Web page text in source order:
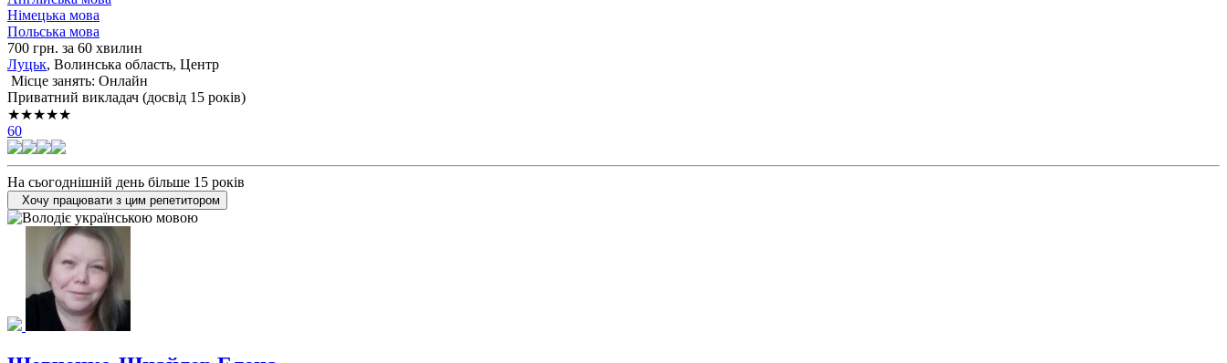
Німецька мова
Польська мова
700 грн. за 60 хвилин
Луцьк, Волинська область, Центр
Місце занять: Онлайн
Приватний викладач (досвід 15 років)
★★★★★
60
На сьогоднішній день більше 15 років
Хочу працювати з цим репетитором